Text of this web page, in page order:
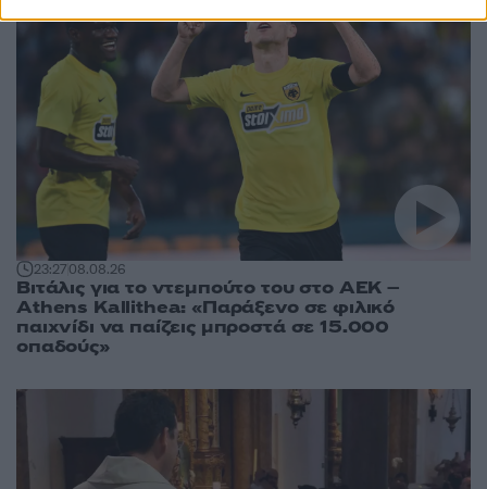
23:2708.08.26
Βιτάλις για το ντεμπούτο του στο ΑΕΚ –
Athens Kallithea: «Παράξενο σε φιλικό
παιχνίδι να παίζεις μπροστά σε 15.000
οπαδούς»